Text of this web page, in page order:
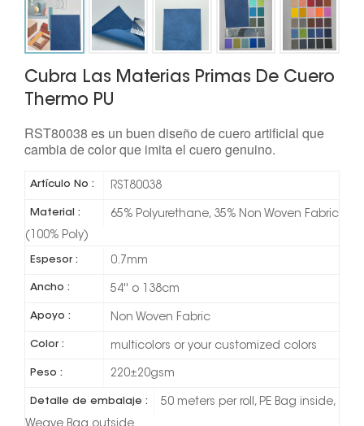
Cubra Las Materias Primas De Cuero
Thermo PU
RST80038 es un buen diseño de cuero artificial que
cambia de color que imita el cuero genuino.
Artículo No : RST80038
Material :
65% Polyurethane, 35% Non Woven Fabric
(100% Poly)
Espesor : 0.7mm
Ancho : 54'' o 138cm
Apoyo : Non Woven Fabric
Color : multicolors or your customized colors
Peso : 220±20gsm
Detalle de embalaje :
50 meters per roll, PE Bag inside,